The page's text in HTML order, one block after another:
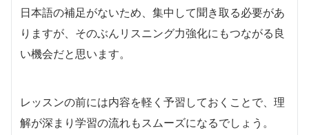
日本語の補足がないため、集中して聞き取る必要があ
りますが、そのぶんリスニング力強化にもつながる良
い機会だと思います。
レッスンの前には内容を軽く予習しておくことで、理
解が深まり学習の流れもスムーズになるでしょう。